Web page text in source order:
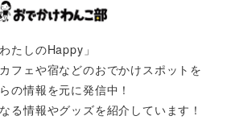
たしのHappy」
フェや宿などのおでかけスポットを
の情報を元に発信中！
る情報やグッズを紹介しています！